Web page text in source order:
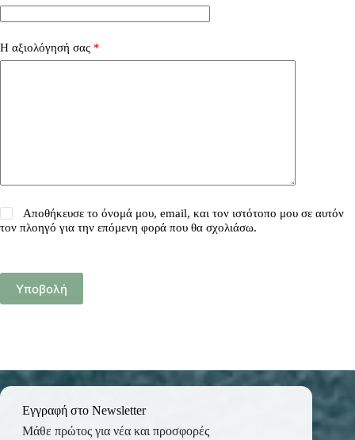
Η αξιολόγησή σας *
Αποθήκευσε το όνομά μου, email, και τον ιστότοπο μου σε αυτόν
τον πλοηγό για την επόμενη φορά που θα σχολιάσω.
Υποβολή
Εγγραφή στο Newsletter
Μάθε πρώτος για νέα και προσφορές